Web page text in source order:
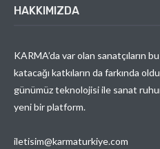
HAKKIMIZDA
KARMA’da var olan sanatçıların
katacağı katkıların da farkında
günümüz teknolojisi ile sanat
yeni bir platform.
iletisim@karmaturkiye.com